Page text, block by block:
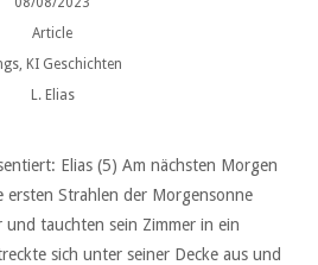
Article
, KI Geschichten
L. Elias
Elias (5) Am nächsten Morgen
ersten Strahlen der Morgensonne
tauchten sein Zimmer in ein
sich unter seiner Decke aus und